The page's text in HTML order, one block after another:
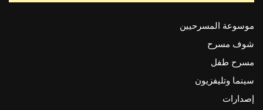
موسوعة المسرحيين
شوف مسرح
مسرح طفل
سينما وتليفزيون
إصدارات